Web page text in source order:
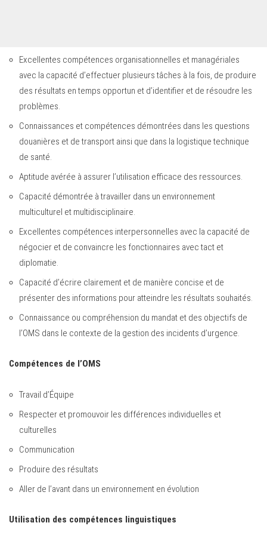
Excellentes compétences organisationnelles et managériales
avec la capacité d’effectuer plusieurs tâches à la fois, de produire
des résultats en temps opportun et d’identifier et de résoudre les
problèmes.
Connaissances et compétences démontrées dans les questions
douanières et de transport ainsi que dans la logistique technique
de santé.
Aptitude avérée à assurer l’utilisation efficace des ressources.
Capacité démontrée à travailler dans un environnement
multiculturel et multidisciplinaire.
Excellentes compétences interpersonnelles avec la capacité de
négocier et de convaincre les fonctionnaires avec tact et
diplomatie.
Capacité d’écrire clairement et de manière concise et de
présenter des informations pour atteindre les résultats souhaités.
Connaissance ou compréhension du mandat et des objectifs de
l’OMS dans le contexte de la gestion des incidents d’urgence.
Compétences de l’OMS
Travail d’Équipe
Respecter et promouvoir les différences individuelles et
culturelles
Communication
Produire des résultats
Aller de l’avant dans un environnement en évolution
Utilisation des compétences linguistiques